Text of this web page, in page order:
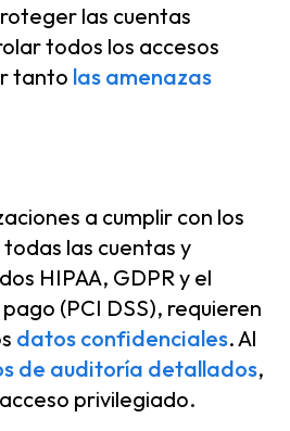
las cuentas
todos los accesos
tanto las amenazas
a cumplir con los
las cuentas y
HIPAA, GDPR y el
(PCI DSS), requieren
datos confidenciales. Al
de auditoría detallados,
privilegiado.